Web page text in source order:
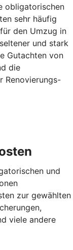
obligatorischen
sehr häufig
den Umzug in
und stark
Gutachten von
die
Renovierungs-
und
zur gewählten
viele andere